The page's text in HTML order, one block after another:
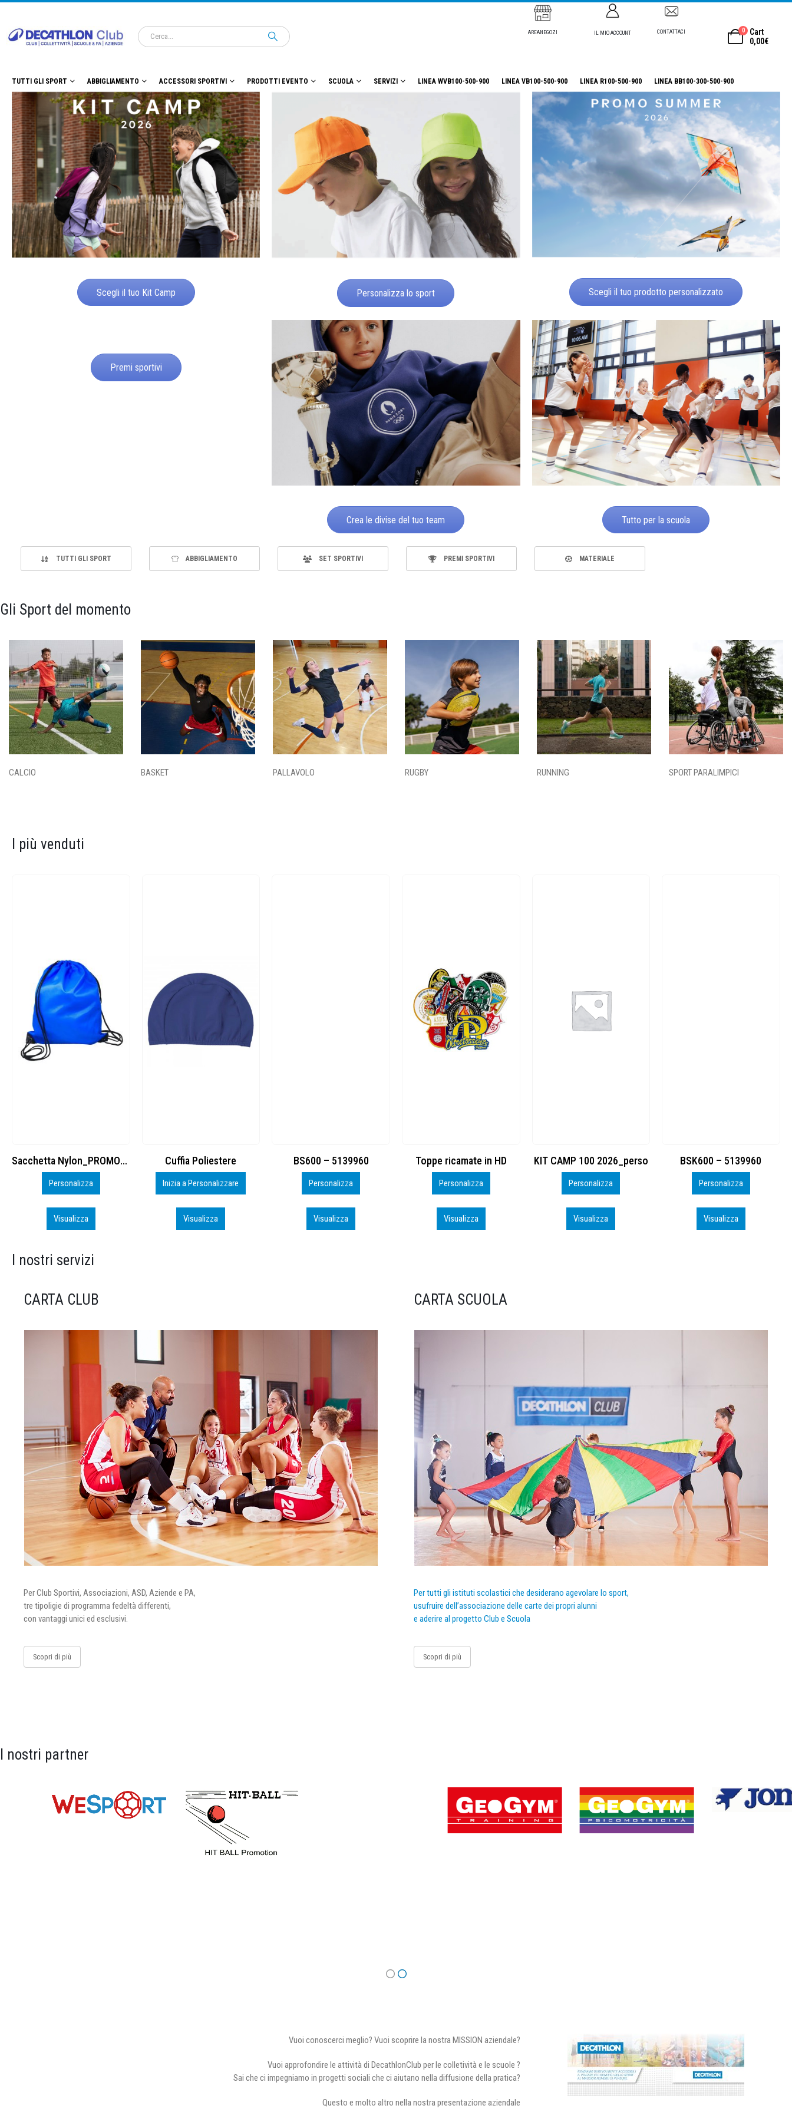
AREANEGOZI IL MIO ACCOUNT CONTATTACI 0
Cart
0,00€
TUTTI GLI SPORT ABBIGLIAMENTO ACCESSORI SPORTIVI PRODOTTI EVENTO SCUOLA SERVIZI LINEA WVB100-500-900 LINEA VB100-500-900 LINEA R100-500-900 LINEA BB100-300-500-900
Scegli il tuo Kit Camp Personalizza lo sport Scegli il tuo prodotto personalizzato
Premi sportivi
Crea le divise del tuo team Tutto per la scuola
TUTTI GLI SPORT ABBIGLIAMENTO SET SPORTIVI PREMI SPORTIVI MATERIALE
Gli Sport del momento
CALCIO BASKET PALLAVOLO RUGBY RUNNING SPORT PARALIMPICI
I più venduti
Cuffia Poliestere
Inizia a Personalizzare
Visualizza
BS600 – 5139960
Personalizza
Visualizza
Toppe ricamate in HD
Personalizza
Visualizza
KIT CAMP 100 2026_perso
Personalizza
Visualizza
BSK600 – 5139960
Personalizza
Visualizza
DTF
Personalizza
Visualizza
I nostri servizi
CARTA CLUB
Per Club Sportivi, Associazioni, ASD, Aziende e PA,
tre tipoligie di programma fedeltà differenti,
con vantaggi unici ed esclusivi.
Scopri di più
CARTA SCUOLA
Per tutti gli istituti scolastici che desiderano agevolare lo sport,
usufruire dell’associazione delle carte dei propri alunni
e aderire al progetto Club e Scuola
Scopri di più
I nostri partner
Vuoi conoscerci meglio? Vuoi scoprire la nostra MISSION aziendale?
Vuoi approfondire le attività di DecathlonClub per le colletività e le scuole ?
Sai che ci impegniamo in progetti sociali che ci aiutano nella diffusione della pratica?
Questo e molto altro nella nostra presentazione aziendale